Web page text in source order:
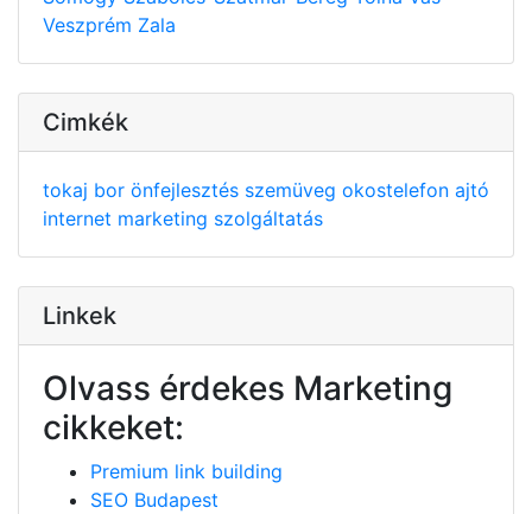
Veszprém Zala
Cimkék
tokaj bor önfejlesztés szemüveg okostelefon ajtó
internet marketing szolgáltatás
Linkek
Olvass érdekes Marketing
cikkeket:
Premium link building
SEO Budapest